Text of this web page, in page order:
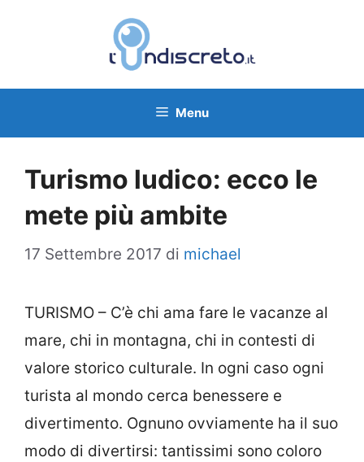
Menu
Turismo ludico: ecco le
mete più ambite
17 Settembre 2017 di michael
TURISMO – C’è chi ama fare le vacanze al
mare, chi in montagna, chi in contesti di
valore storico culturale. In ogni caso ogni
turista al mondo cerca benessere e
divertimento. Ognuno ovviamente ha il suo
modo di divertirsi: tantissimi sono coloro